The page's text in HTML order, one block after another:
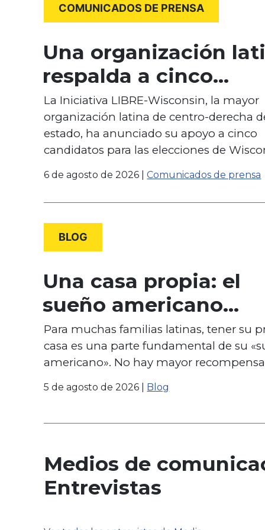
Opinión
COMUNICADOS DE PRENSA
Una organización
respalda a cinco
candidatos a las
elecciones
estatales de cara a
elecciones de
La Iniciativa LIBRE-Wisconsin, la mayor
organización latina de centro-derecha
estado, ha anunciado su apoyo a cinco
candidatos para las elecciones de
6 de agosto de 2026 |Comunicados de prensa
BLOG
Una casa propia: el
sueño americano
empieza con un
que llamar hogar
Para muchas familias latinas, tener su
casa es una parte fundamental de su
americano». No hay mayor
5 de agosto de 2026 Blog
Medios de
Entrevistas